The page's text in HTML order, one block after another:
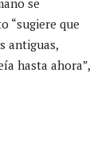
“sugiere que
antiguas,
hasta ahora”,